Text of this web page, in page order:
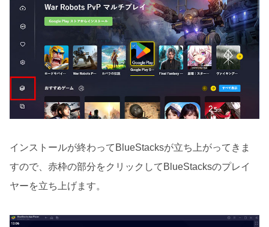
インストールが終わってBlueStacksが立ち上がってきま
すので、赤枠の部分をクリックしてBlueStacksのプレイ
ヤーを立ち上げます。